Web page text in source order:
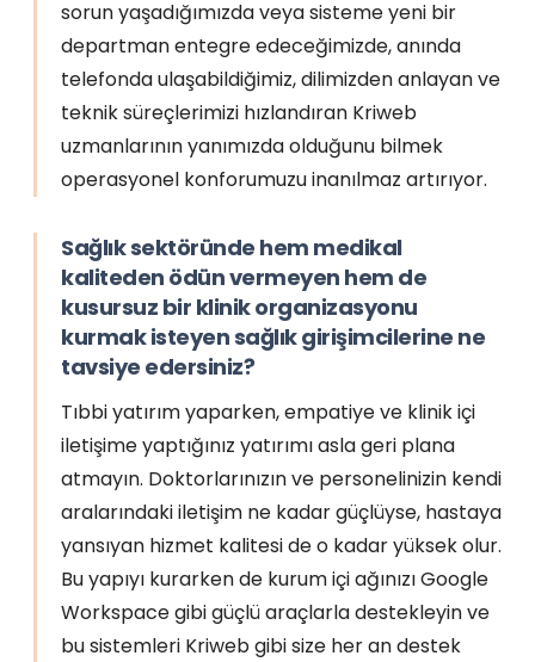
sorun yaşadığımızda veya sisteme yeni bir
departman entegre edeceğimizde, anında
telefonda ulaşabildiğimiz, dilimizden anlayan ve
teknik süreçlerimizi hızlandıran Kriweb
uzmanlarının yanımızda olduğunu bilmek
operasyonel konforumuzu inanılmaz artırıyor.
Sağlık sektöründe hem medikal
kaliteden ödün vermeyen hem de
kusursuz bir klinik organizasyonu
kurmak isteyen sağlık girişimcilerine ne
tavsiye edersiniz?
Tıbbi yatırım yaparken, empatiye ve klinik içi
iletişime yaptığınız yatırımı asla geri plana
atmayın. Doktorlarınızın ve personelinizin kendi
aralarındaki iletişim ne kadar güçlüyse, hastaya
yansıyan hizmet kalitesi de o kadar yüksek olur.
Bu yapıyı kurarken de kurum içi ağınızı Google
Workspace gibi güçlü araçlarla destekleyin ve
bu sistemleri Kriweb gibi size her an destek